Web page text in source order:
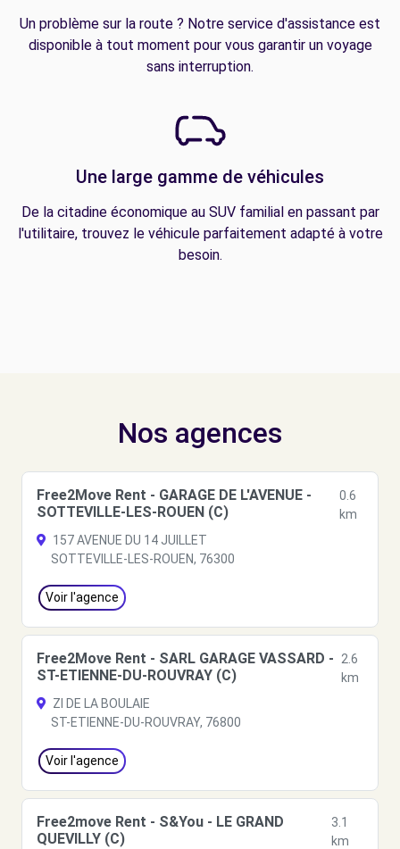
Un problème sur la route ? Notre service d'assistance est
disponible à tout moment pour vous garantir un voyage
sans interruption.
Une large gamme de véhicules
De la citadine économique au SUV familial en passant par
l'utilitaire, trouvez le véhicule parfaitement adapté à votre
besoin.
Nos agences
Free2Move Rent - GARAGE DE L'AVENUE -
SOTTEVILLE-LES-ROUEN (C)
0.6
km
157 AVENUE DU 14 JUILLET
SOTTEVILLE-LES-ROUEN, 76300
Voir l'agence
Free2Move Rent - SARL GARAGE VASSARD -
ST-ETIENNE-DU-ROUVRAY (C)
2.6
km
ZI DE LA BOULAIE
ST-ETIENNE-DU-ROUVRAY, 76800
Voir l'agence
Free2move Rent - S&You - LE GRAND
QUEVILLY (C)
3.1
km